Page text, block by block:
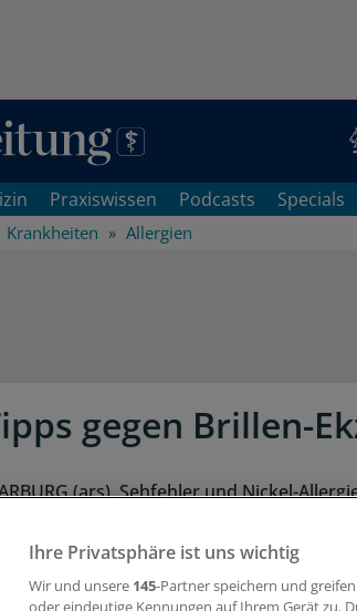
Praxiswissen Podcasts Specials
Krankheiten Allergien
gegen Brillen-
(ars). Sehfehler und Nickel-
kommen. Wer keine
Ihre Privatsphäre ist uns wichtig
Wir und unsere 145-Partner speichern und
oder eindeutige Kennungen auf Ihrem Gerät zu.